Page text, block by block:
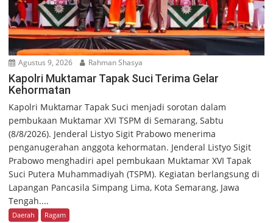
Agustus 9, 2026 Rahman Shasya
Kapolri Muktamar Tapak Suci Terima Gelar
Kehormatan
Kapolri Muktamar Tapak Suci menjadi sorotan dalam
pembukaan Muktamar XVI TSPM di Semarang, Sabtu
(8/8/2026). Jenderal Listyo Sigit Prabowo menerima
penganugerahan anggota kehormatan. Jenderal Listyo Sigit
Prabowo menghadiri apel pembukaan Muktamar XVI Tapak
Suci Putera Muhammadiyah (TSPM). Kegiatan berlangsung di
Lapangan Pancasila Simpang Lima, Kota Semarang, Jawa
Tengah....
Daerah Ragam